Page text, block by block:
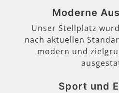
Moderne
Unser Stellplatz
nach aktuellen
modern und
Sport und